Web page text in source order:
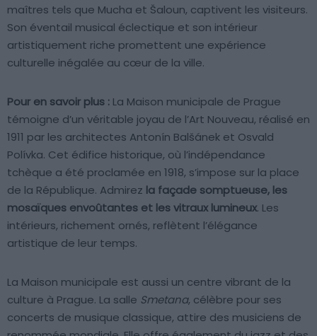
maîtres tels que Mucha et Šaloun, captivent les visiteurs.
Son éventail musical éclectique et son intérieur
artistiquement riche promettent une expérience
culturelle inégalée au cœur de la ville.
Pour en savoir plus : La Maison municipale de Prague
témoigne d’un véritable joyau de l’Art Nouveau, réalisé en
1911 par les architectes Antonín Balšánek et Osvald
Polívka. Cet édifice historique, où l’indépendance
tchèque a été proclamée en 1918, s’impose sur la place
de la République. Admirez la façade somptueuse, les
mosaïques envoûtantes et les vitraux lumineux. Les
intérieurs, richement ornés, reflètent l’élégance
artistique de leur temps.
La Maison municipale est aussi un centre vibrant de la
culture à Prague. La salle Smetana, célèbre pour ses
concerts de musique classique, attire des musiciens de